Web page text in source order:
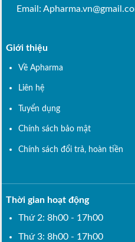
Email:
Giới thiệu
Về Apharma
Liên hệ
Tuyển dụng
Chính sách bảo mật
Chính sách đổi trả, hoàn tiền
Thời gian hoạt động
Thứ 2: 8h00 - 17h00
Thứ 3: 8h00 - 17h00